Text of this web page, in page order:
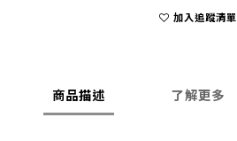
加入追蹤清單
商品描述 了解更多